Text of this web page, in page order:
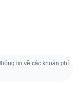
tin về các khoản phí